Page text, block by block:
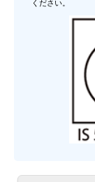
ください。